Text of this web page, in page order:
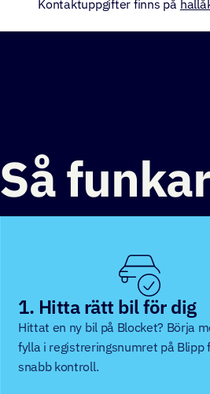
Kontaktuppgifter finns på
Så
1. Hitta rätt bil för dig
Hittat en ny bil på Blocket? Börja
fylla i registreringsnumret på Blipp
snabb kontroll.